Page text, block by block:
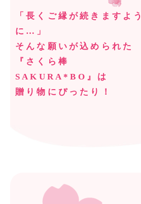
「長くご縁が続きますよう
に…」
そんな願いが込められた
『さくら棒
SAKURA*BO』は
贈り物にぴったり！